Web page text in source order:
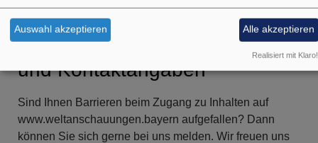
Barrieren Melden, Feedback
und Kontaktangaben
Sind Ihnen Barrieren beim Zugang zu Inhalten auf
www.weltanschauungen.bayern aufgefallen? Dann
können Sie sich gerne bei uns melden. Wir freuen uns
Auswahl akzeptieren Alle akzeptieren
Realisiert mit Klaro!